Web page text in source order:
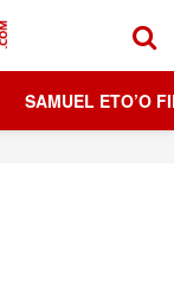
SAMUEL ETO’O